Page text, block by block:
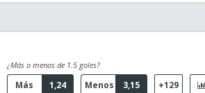
¿Más o menos de 1.5 goles?
1,24
Más 3,15
Menos +129